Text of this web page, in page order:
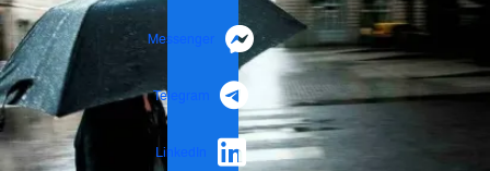
Messenger
Telegram
LinkedIn